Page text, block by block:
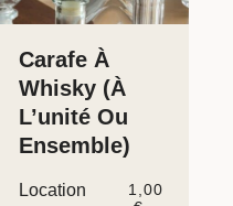
Carafe À
Whisky (à
L’unité Ou
Ensemble)
Location
1,00